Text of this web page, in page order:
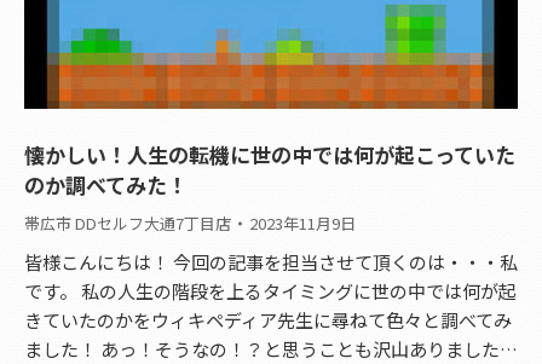
懐かしい！人生の転機に世の中では何が起こっていた
のか調べてみた！
帯広市 DDセルフ大通7丁目店 2023年11月9日
皆様こんにちは！ 今回の記事を担当させて頂くのは・・・私
です。 私の人生の階段を上るタイミングに世の中では何が起
きていたのかをウィキペディア先生に尋ねて色々と調べてみ
ました！ あっ！そうなの！？と思うことも沢山ありました…